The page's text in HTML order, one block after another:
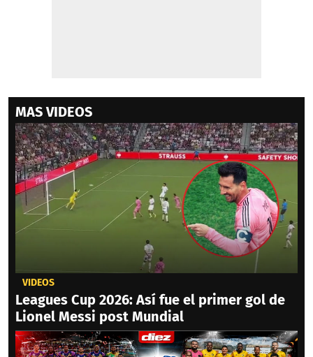
MAS VIDEOS
VIDEOS
Leagues Cup 2026: Así fue el primer gol de
Lionel Messi post Mundial